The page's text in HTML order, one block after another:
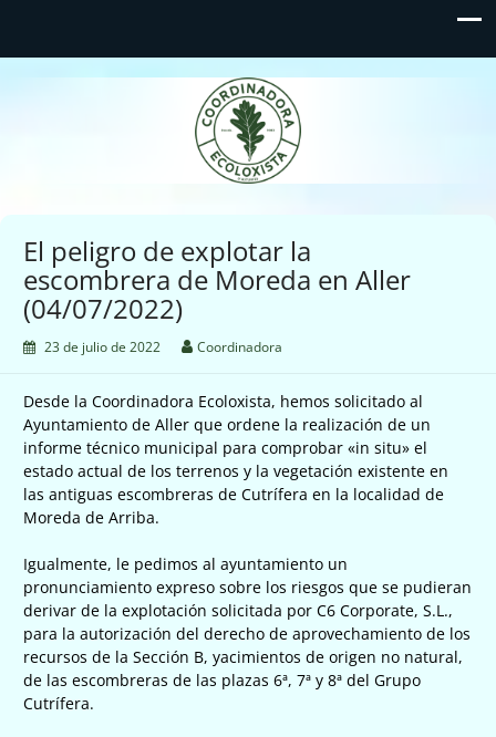
Coordinadora Ecoloxista
d'Asturies
El peligro de explotar la
escombrera de Moreda en Aller
(04/07/2022)
23 de julio de 2022 Coordinadora
Desde la Coordinadora Ecoloxista, hemos solicitado al
Ayuntamiento de Aller que ordene la realización de un
informe técnico municipal para comprobar «in situ» el
estado actual de los terrenos y la vegetación existente en
las antiguas escombreras de Cutrífera en la localidad de
Moreda de Arriba.
Igualmente, le pedimos al ayuntamiento un
pronunciamiento expreso sobre los riesgos que se pudieran
derivar de la explotación solicitada por C6 Corporate, S.L.,
para la autorización del derecho de aprovechamiento de los
recursos de la Sección B, yacimientos de origen no natural,
de las escombreras de las plazas 6ª, 7ª y 8ª del Grupo
Cutrífera.